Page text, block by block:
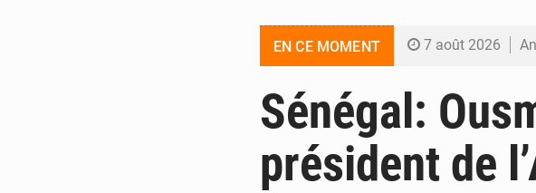
EN CE MOMENT 7 août 2026 An
7 août 2026
7 août 2026
Sénégal:
président de